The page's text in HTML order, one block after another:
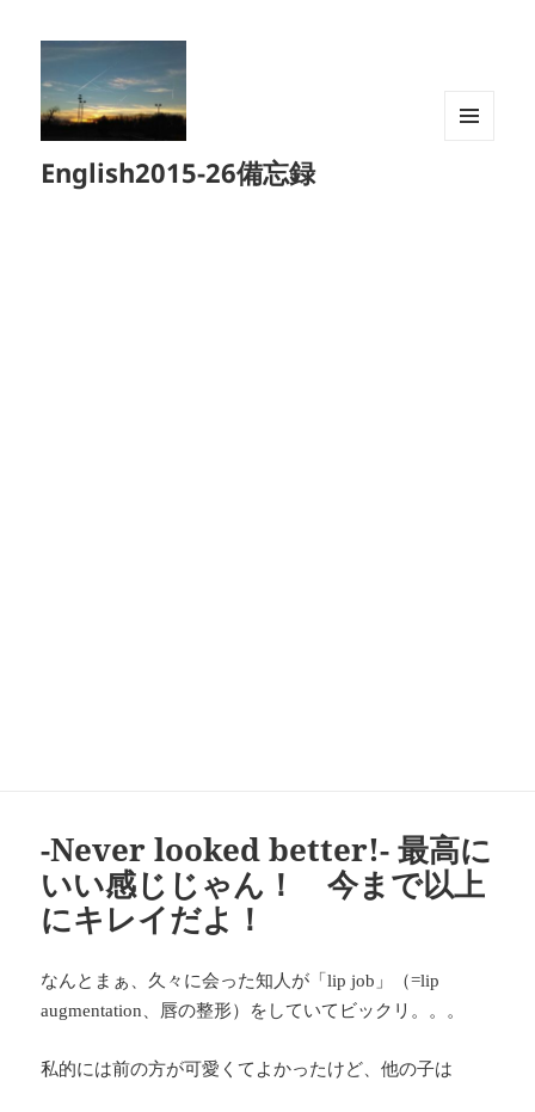
English2015-26備忘録
-Never looked better!- 最高に
いい感じじゃん！ 今まで以上
にキレイだよ！
なんとまぁ、久々に会った知人が「lip job 」（=lip
augmentation、唇の整形）をしていてビックリ。。。
私的には前の方が可愛くてよかったけど、他の子は